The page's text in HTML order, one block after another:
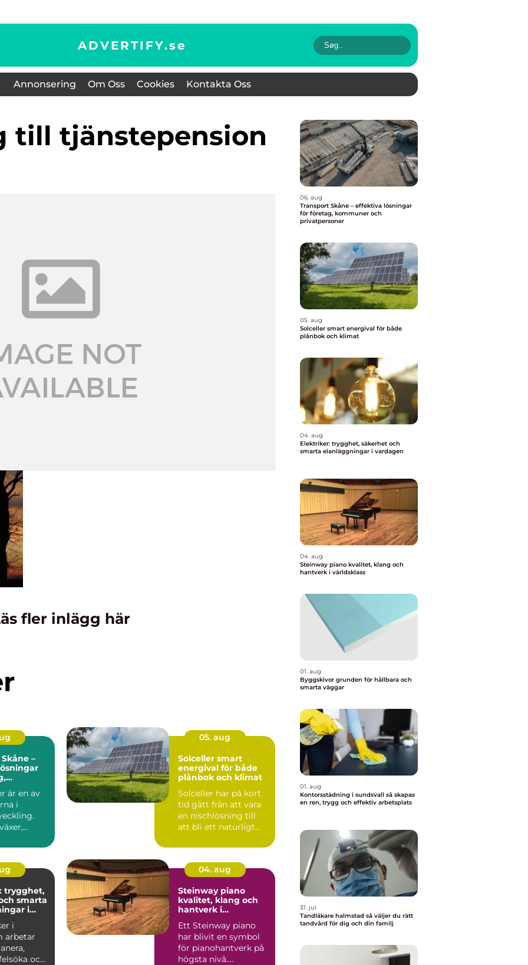
ADVERTIFY.se
Annonsering Om Oss Cookies Kontakta Oss
till tjänstepension
fler inlägg här
–
är en av
i
05. aug
Solceller smart
energival för både
plånbok och klimat
Solceller har på kort
tid gått från att vara
en nischlösning till
att bli ett naturligt
trygghet,
smarta
i
i
arbetar
och
04. aug
Steinway piano
kvalitet, klang och
hantverk i
Ett Steinway piano
har blivit en symbol
för pianohantverk på
högsta nivå.
06. aug
Transport Skåne – effektiva lösningar
för företag, kommuner och
privatpersoner
05. aug
Solceller smart energival för både
plånbok och klimat
04. aug
Elektriker: trygghet, säkerhet och
smarta elanläggningar i vardagen
04. aug
Steinway piano kvalitet, klang och
hantverk i världsklass
01. aug
Byggskivor grunden för hållbara och
smarta väggar
01. aug
Kontorsstädning i sundsvall så skapas
en ren, trygg och effektiv arbetsplats
31. jul
Tandläkare halmstad så väljer du rätt
tandvård för dig och din familj